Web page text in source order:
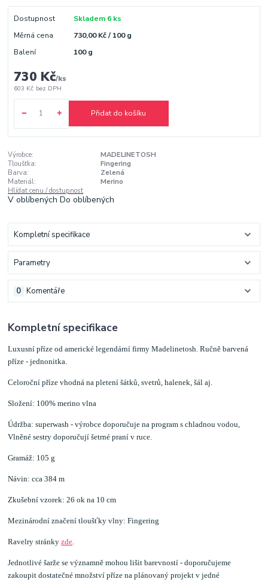
Dostupnost
Skladem 6 ks
Měrná cena
730,00 Kč / 100 g
Balení
100 g
730 Kč/ks
603 Kč bez DPH
Přidat do košíku
Výrobce:
MADELINETOSH
Tloušťka:
Fingering
Barva:
Zelená
Materiál:
Merino
Hlídat cenu / dostupnost
V oblíbenýchDo oblíbených
Kompletní specifikace
Parametry
Komentáře
0
Kompletní specifikace
Luxusní příze od americké legendární firmy Madelinetosh. Ručně barvená
příze - jednonitka.
Celoroční příze vhodná na pletení šátků, svetrů, halenek, šál aj.
Složení: 100% merino vlna
Údržba: superwash - výrobce doporučuje na program s chladnou vodou,
Vlněné sestry doporučují šetrné praní v ruce.
Gramáž: 105 g
Návin: cca 384 m
Zkušební vzorek: 26 ok na 10 cm
Mezinárodní značení tloušťky vlny: Fingering
Ravelry stránkyzde
Jednotlivé šarže se významně mohou lišit barevností - doporučujeme
zakoupit dostatečné množství příze na plánovaný projekt v jedné